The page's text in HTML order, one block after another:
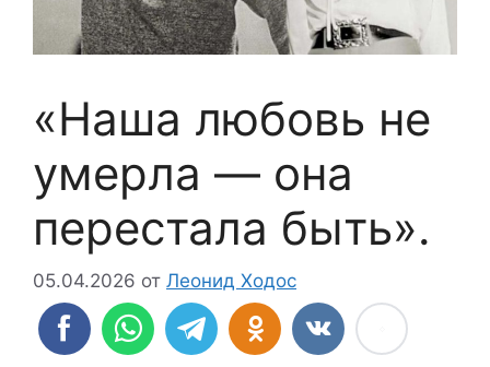
«Наша любовь не
умерла — она
перестала быть».
05.04.2026 от Леонид Ходос